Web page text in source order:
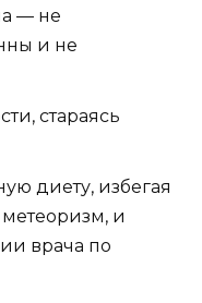
— не
и не
стараясь
диету, избегая
и
врача по